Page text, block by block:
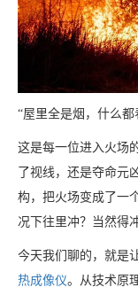
“屋里全是烟，什么
这是每一位进入火场
了视线，还是夺命
构，把火场变成了一
况下往里冲？当然得
今天我们聊的，就是
热成像仪。从技术原